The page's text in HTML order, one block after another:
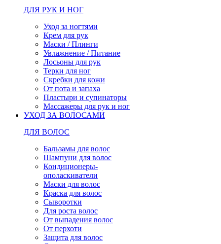
ДЛЯ РУК И НОГ
Уход за ногтями
Крем для рук
Маски / Плинги
Увлажнение / Питание
Лосьоны для рук
Терки для ног
Скребки для кожи
От пота и запаха
Пластыри и супинаторы
Массажеры для рук и ног
УХОД ЗА ВОЛОСАМИ
ДЛЯ ВОЛОС
Бальзамы для волос
Шампуни для волос
Кондиционеры-
ополаскиватели
Маски для волос
Краска для волос
Сыворотки
Для роста волос
От выпадения волос
От перхоти
Защита для волос